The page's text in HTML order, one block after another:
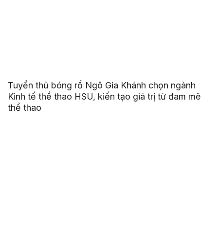
Tuyển thủ bóng rổ Ngô Gia Khánh chọn ngành
Kinh tế thể thao HSU, kiến tạo giá trị từ đam mê
thể thao